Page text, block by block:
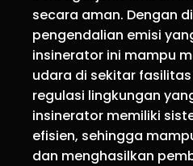
secara aman. Dengan
pengendalian emisi
insinerator ini mampu
udara di sekitar
regulasi lingkungan
insinerator memiliki
efisien, sehingga
dan menghasilkan